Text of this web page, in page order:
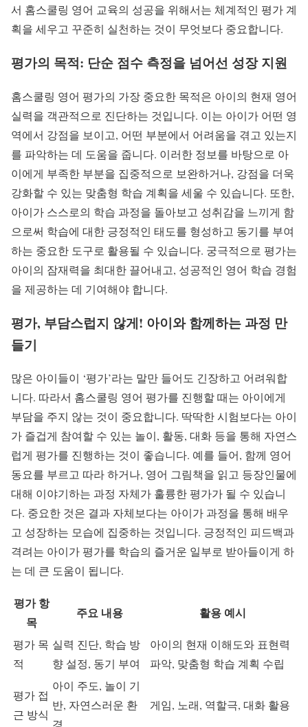
서 홈스쿨링 영어 교육의 성공을 위해서는 체계적인 평가 계
획을 세우고 꾸준히 실천하는 것이 무엇보다 중요합니다.
평가의 목적: 단순 점수 측정을 넘어선 성장 지원
홈스쿨링 영어 평가의 가장 중요한 목적은 아이의 현재 영어
실력을 객관적으로 진단하는 것입니다. 이는 아이가 어떤 영
역에서 강점을 보이고, 어떤 부분에서 어려움을 겪고 있는지
를 파악하는 데 도움을 줍니다. 이러한 정보를 바탕으로 아
이에게 부족한 부분을 집중적으로 보완하거나, 강점을 더욱
강화할 수 있는 맞춤형 학습 계획을 세울 수 있습니다. 또한,
아이가 스스로의 학습 과정을 돌아보고 성취감을 느끼게 함
으로써 학습에 대한 긍정적인 태도를 형성하고 동기를 부여
하는 중요한 도구로 활용될 수 있습니다. 궁극적으로 평가는
아이의 잠재력을 최대한 끌어내고, 성공적인 영어 학습 경험
을 제공하는 데 기여해야 합니다.
평가, 부담스럽지 않게! 아이와 함께하는 과정 만
들기
많은 아이들이 ‘평가’라는 말만 들어도 긴장하고 어려워합
니다. 따라서 홈스쿨링 영어 평가를 진행할 때는 아이에게
부담을 주지 않는 것이 중요합니다. 딱딱한 시험보다는 아이
가 즐겁게 참여할 수 있는 놀이, 활동, 대화 등을 통해 자연스
럽게 평가를 진행하는 것이 좋습니다. 예를 들어, 함께 영어
동요를 부르고 따라 하거나, 영어 그림책을 읽고 등장인물에
대해 이야기하는 과정 자체가 훌륭한 평가가 될 수 있습니
다. 중요한 것은 결과 자체보다는 아이가 과정을 통해 배우
고 성장하는 모습에 집중하는 것입니다. 긍정적인 피드백과
격려는 아이가 평가를 학습의 즐거운 일부로 받아들이게 하
는 데 큰 도움이 됩니다.
평가 항
목
주요 내용 활용 예시
평가 목
적
실력 진단, 학습 방
향 설정, 동기 부여
아이의 현재 이해도와 표현력
파악, 맞춤형 학습 계획 수립
평가 접
근 방식
아이 주도, 놀이 기
반, 자연스러운 환
게임, 노래, 역할극, 대화 활용